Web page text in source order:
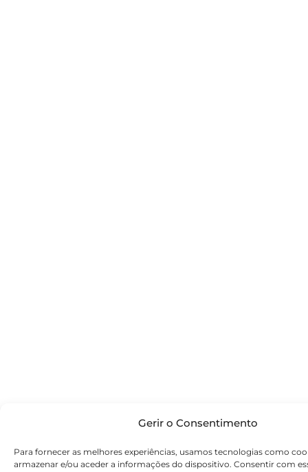
Gerir o Consentimento
Para fornecer as melhores experiências, usamos tecnologias como
armazenar e/ou aceder a informações do dispositivo. Consentir com